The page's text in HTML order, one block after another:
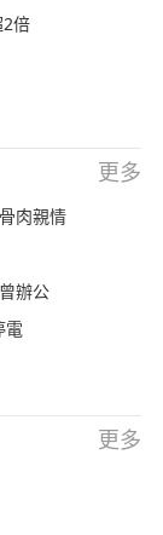
倍
更多
肉親情
辦公
電
更多